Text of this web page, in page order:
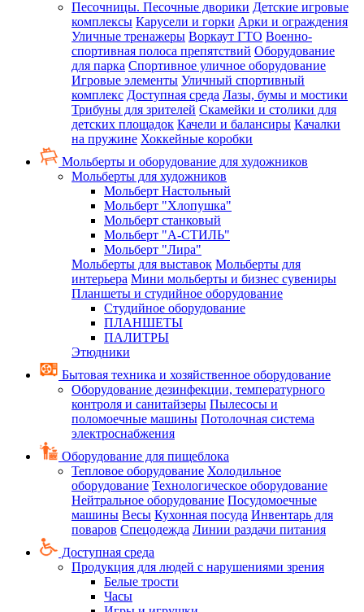
Песочницы. Песочные дворики Детские игровые
комплексы Карусели и горки Арки и ограждения
Уличные тренажеры Воркаут ГТО Военно-
спортивная полоса препятствий Оборудование
для парка Спортивное уличное оборудование
Игровые элементы Уличный спортивный
комплекс Доступная среда Лазы, бумы и мостики
Трибуны для зрителей Скамейки и столики для
детских площадок Качели и балансиры Качалки
на пружине Хоккейные коробки
Мольберты и оборудование для художников
Мольберты для художников
Мольберт Настольный
Мольберт "Хлопушка"
Мольберт станковый
Мольберт "А-СТИЛЬ"
Мольберт "Лира"
Мольберты для выставок Мольберты для
интерьера Мини мольберты и бизнес сувениры
Планшеты и студийное оборудование
Студийное оборудование
ПЛАНШЕТЫ
ПАЛИТРЫ
Этюдники
Бытовая техника и хозяйственное оборудование
Оборудование дезинфекции, температурного
контроля и санитайзеры Пылесосы и
поломоечные машины Потолочная система
электроснабжения
Оборудование для пищеблока
Тепловое оборудование Холодильное
оборудование Технологическое оборудование
Нейтральное оборудование Посудомоечные
машины Весы Кухонная посуда Инвентарь для
поваров Спецодежда Линии раздачи питания
Доступная среда
Продукция для людей с нарушениями зрения
Белые трости
Часы